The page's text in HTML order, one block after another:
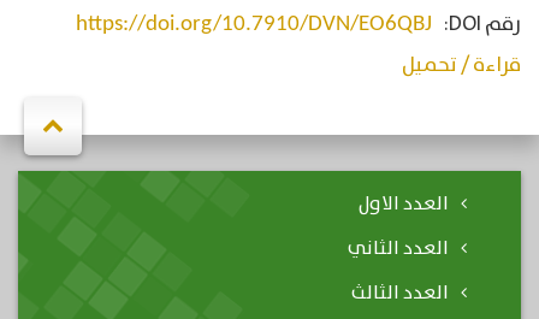
رقم DOI:
https://doi.org/10.7910/DVN/EO6QBJ
قراءة / تحميل
العدد الاول
العدد الثاني
العدد الثالث